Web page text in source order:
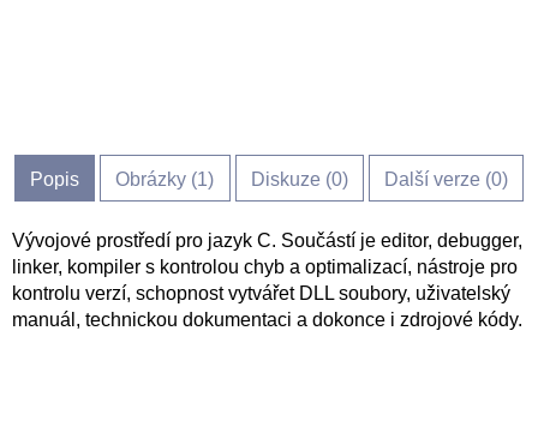
Popis Obrázky (1) Diskuze (0) Další verze (0)
Vývojové prostředí pro jazyk C. Součástí je editor, debugger,
linker, kompiler s kontrolou chyb a optimalizací, nástroje pro
kontrolu verzí, schopnost vytvářet DLL soubory, uživatelský
manuál, technickou dokumentaci a dokonce i zdrojové kódy.